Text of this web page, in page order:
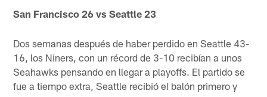
San Francisco 26 vs Seattle 23
Dos semanas después de haber perdido en Seattle 43-
16, los Niners, con un récord de 3-10 recibían a unos
Seahawks pensando en llegar a playoffs. El partido se
fue a tiempo extra, Seattle recibió el balón primero y